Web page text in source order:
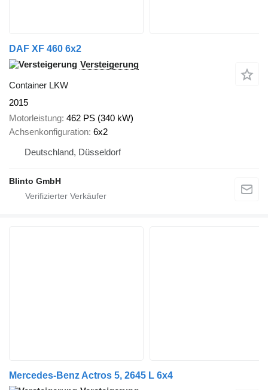
DAF XF 460 6x2
Versteigerung
Container LKW
2015
Motorleistung 462 PS (340 kW)
Achsenkonfiguration 6x2
Deutschland, Düsseldorf
Blinto GmbH
Mercedes-Benz Actros 5, 2645 L 6x4